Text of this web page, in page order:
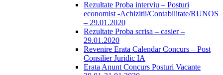
Rezultate Proba interviu – Posturi
economist -Achizitii/Contabilitate/RUNOS
– 29.01.2020
Rezultate Proba scrisa – casier –
29.01.2020
Revenire Erata Calendar Concurs – Post
Consilier Juridic IA
Erata Anunt Concurs Posturi Vacante